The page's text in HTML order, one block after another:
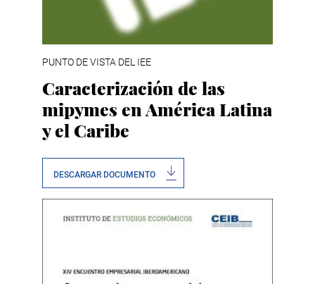
PUNTO DE VISTA DEL IEE
Caracterización de las
mipymes en América Latina
y el Caribe
DESCARGAR DOCUMENTO